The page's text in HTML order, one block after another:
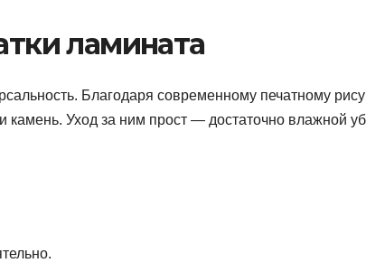
ламината
Благодаря современному печатному
камень. Уход за ним прост — достаточно влажной